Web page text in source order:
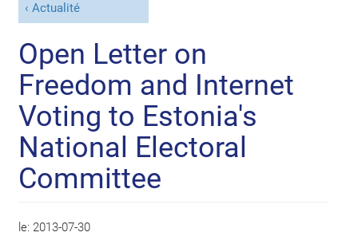
Actualité
Open Letter on
Freedom and Internet
Voting to Estonia's
National Electoral
Committee
le: 2013-07-30